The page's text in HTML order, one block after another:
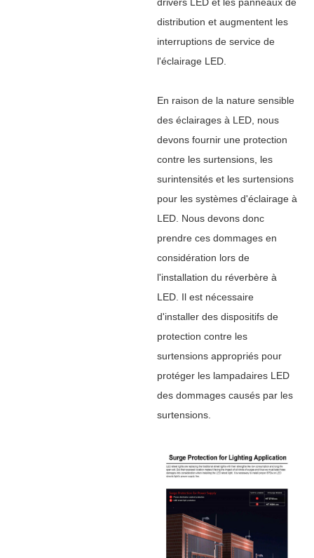
distribution et augmentent les
interruptions de service de
l'éclairage LED.
En raison de la nature sensible
des éclairages à LED, nous
devons fournir une protection
contre les surtensions, les
surintensités et les surtensions
pour les systèmes d'éclairage à
LED. Nous devons donc
prendre ces dommages en
considération lors de
l'installation du réverbère à
LED. Il est nécessaire
d'installer des dispositifs de
protection contre les
surtensions appropriés pour
protéger les lampadaires LED
des dommages causés par les
surtensions.